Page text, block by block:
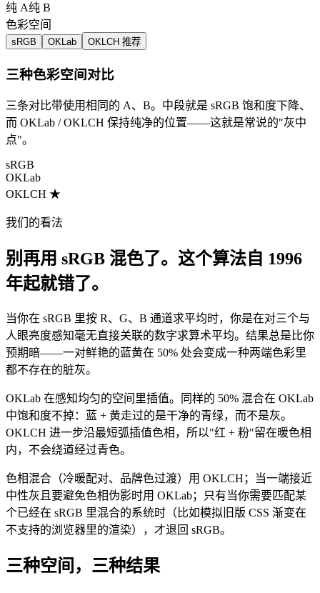
纯 A纯 B
色彩空间
sRGB OKLab OKLCH 推荐
三种色彩空间对比
三条对比带使用相同的 A、B。中段就是 sRGB 饱和度下降、
而 OKLab / OKLCH 保持纯净的位置——这就是常说的"灰中
点"。
sRGB
OKLab
OKLCH ★
我们的看法
别再用 sRGB 混色了。这个算法自 1996
年起就错了。
当你在 sRGB 里按 R、G、B 通道求平均时，你是在对三个与
人眼亮度感知毫无直接关联的数字求算术平均。结果总是比你
预期暗——一对鲜艳的蓝黄在 50% 处会变成一种两端色彩里
都不存在的脏灰。
OKLab 在感知均匀的空间里插值。同样的 50% 混合在 OKLab
中饱和度不掉：蓝 + 黄走过的是干净的青绿，而不是灰。
OKLCH 进一步沿最短弧插值色相，所以"红 + 粉"留在暖色相
内，不会绕道经过青色。
色相混合（冷暖配对、品牌色过渡）用 OKLCH；当一端接近
中性灰且要避免色相伪影时用 OKLab；只有当你需要匹配某
个已经在 sRGB 里混合的系统时（比如模拟旧版 CSS 渐变在
不支持的浏览器里的渲染），才退回 sRGB。
三种空间，三种结果